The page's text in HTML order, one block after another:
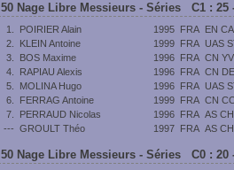
50 Nage Libre Messieurs - Séries C1 : 25
1. POIRIER Alain 1995 FRA EN
2.
KLEIN Antoine 1999 FRA UAS
3.
BOS Maxime 1996 FRA CN
4.
RAPIAU Alexis 1996 FRA CN
5.
MOLINA Hugo 1996 FRA UAS
6.
FERRAG Antoine 1999 FRA CN
7.
PERRAUD Nicolas 1996 FRA AS
--- GROULT Théo 1997 FRA AS
50 Nage Libre Messieurs - Séries C0 : 20